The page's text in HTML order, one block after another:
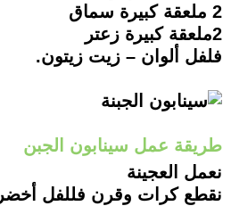
2 ملعقة كبيرة سماق
2ملعقة كبيرة زعتر
فلفل ألوان – زيت زيتون.
طريقة عمل سينابون الجبن
نعمل العجينة
نقطع كرات وقرن فللفل أخضر